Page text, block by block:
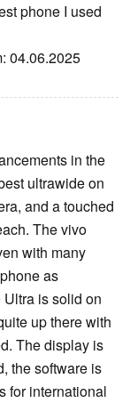
phone I used
04.06.2025
in the
ultrawide on
and a touched
The vivo
with many
as
is solid on
up there with
The display is
the software is
for international